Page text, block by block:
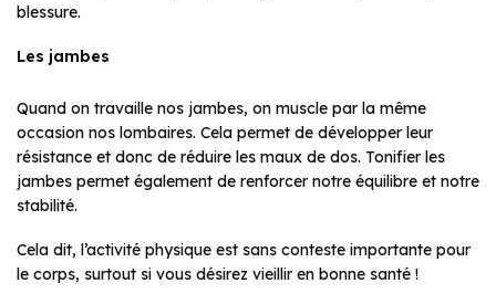
blessure.
Les jambes
Quand on travaille nos jambes, on muscle par la même
occasion nos lombaires. Cela permet de développer leur
résistance et donc de réduire les maux de dos. Tonifier les
jambes permet également de renforcer notre équilibre et notre
stabilité.
Cela dit, l’activité physique est sans conteste importante pour
le corps, surtout si vous désirez vieillir en bonne santé !